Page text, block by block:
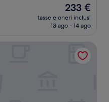
Il
prezzo
attuale
233 €
233 €
tasse e oneri inclusi
13 ago - 14 ago